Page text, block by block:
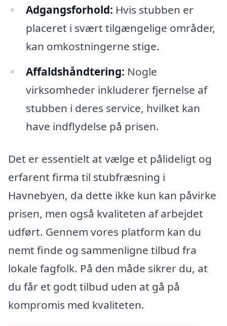
Adgangsforhold: Hvis stubben er
placeret i svært tilgængelige områder,
kan omkostningerne stige.
Affaldshåndtering: Nogle
virksomheder inkluderer fjernelse af
stubben i deres service, hvilket kan
have indflydelse på prisen.
Det er essentielt at vælge et pålideligt og
erfarent firma til stubfræsning i
Havnebyen, da dette ikke kun kan påvirke
prisen, men også kvaliteten af arbejdet
udført. Gennem vores platform kan du
nemt finde og sammenligne tilbud fra
lokale fagfolk. På den måde sikrer du, at
du får et godt tilbud uden at gå på
kompromis med kvaliteten.